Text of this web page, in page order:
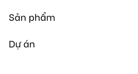
Sản phẩm
Dự án